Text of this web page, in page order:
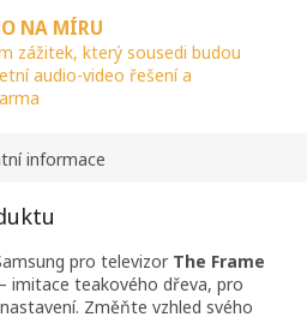
NA MÍRU
zážitek, který sousedi budou
audio-video řešení a
informace
pro televizor The Frame
– imitace teakového dřeva, pro
Změňte vzhled svého